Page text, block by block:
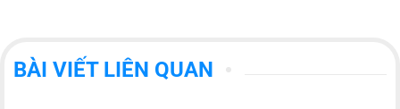
BÀI VIẾT LIÊN QUAN